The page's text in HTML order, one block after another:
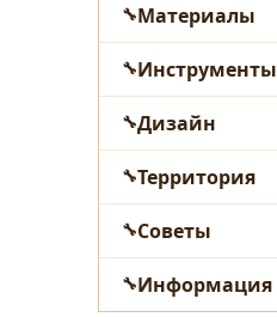
Материалы
Инструменты
Дизайн
Территория
Советы
Информация